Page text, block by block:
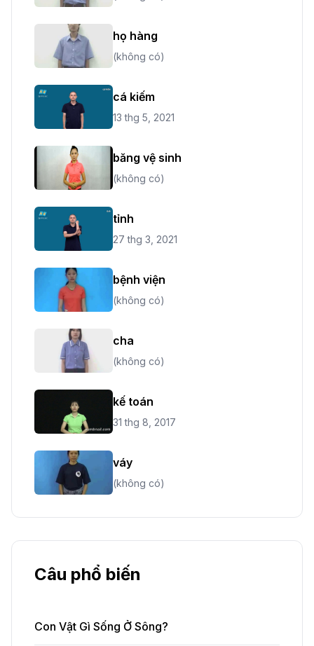
họ hàng
(không có)
cá kiếm
13 thg 5, 2021
băng vệ sinh
(không có)
tỉnh
27 thg 3, 2021
bệnh viện
(không có)
cha
(không có)
kế toán
31 thg 8, 2017
váy
(không có)
Câu phổ biến
Con Vật Gì Sống Ở Sông?